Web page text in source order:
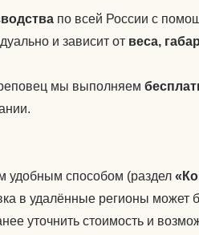
по всей России с
и зависит от веса,
мы выполняем
удобным способом (раздел
в удалённые регионы может
уточнить стоимость и